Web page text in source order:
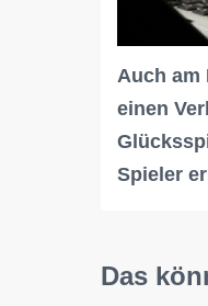
Auch am
einen
Spieler
Das